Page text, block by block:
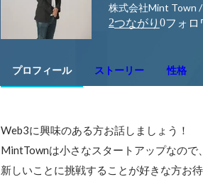
株式会社Mint Town
2つながり 0フォロ
プロフィール ストーリー 性格
Web3に興味のある方お話しましょう！
MintTownは小さなスタートアップなので
新しいことに挑戦することが好きな方お待